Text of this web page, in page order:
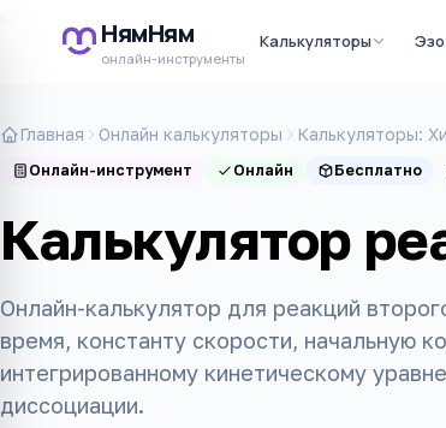
НямНям
онлайн-инструменты
Калькуляторы
Главная Онлайн калькуляторы Калькуляторы:
Онлайн-инструмент Онлайн Бесплатно
Калькулятор
Онлайн-калькулятор для реакций
время, константу скорости, начальную
интегрированному кинетическому
диссоциации.